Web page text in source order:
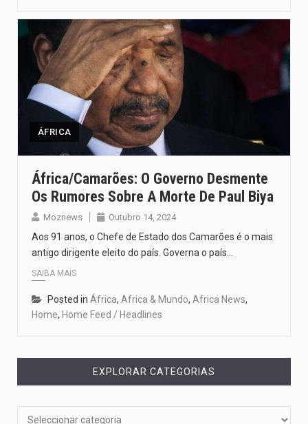
ÁFRICA
África/Camarões: O Governo Desmente
Os Rumores Sobre A Morte De Paul Biya
Moznews Outubro 14, 2024
Aos 91 anos, o Chefe de Estado dos Camarões é o mais
antigo dirigente eleito do país. Governa o país…
SAIBA MAIS
Posted in África, Africa & Mundo, Africa News,
Home, Home Feed / Headlines
EXPLORAR CATEGORIAS